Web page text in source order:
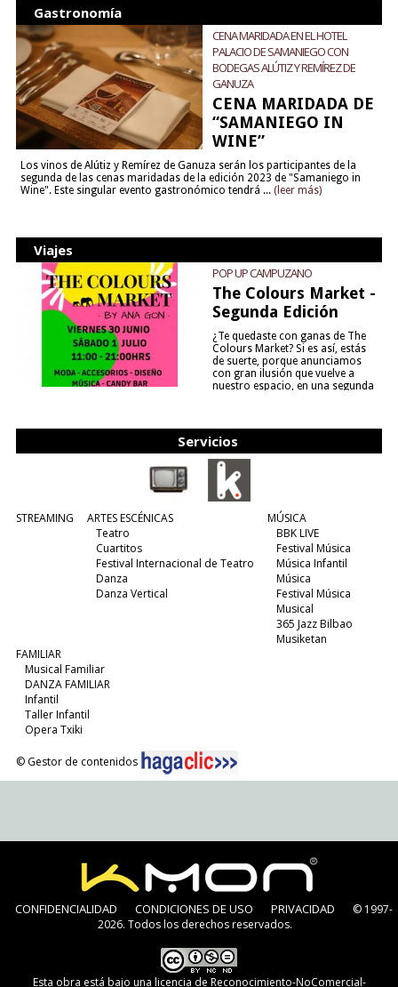
Gastronomía
CENA MARIDADA EN EL HOTEL
PALACIO DE SAMANIEGO CON
BODEGAS ALÚTIZ Y REMÍREZ DE
GANUZA
CENA MARIDADA DE
“SAMANIEGO IN
WINE”
Los vinos de Alútiz y Remírez de Ganuza serán los participantes de la
segunda de las cenas maridadas de la edición 2023 de "Samaniego in
Wine". Este singular evento gastronómico tendrá ... (leer más)
Viajes
POP UP CAMPUZANO
The Colours Market -
Segunda Edición
¿Te quedaste con ganas de The
Colours Market? Si es así, estás
de suerte, porque anunciamos
con gran ilusión que vuelve a
nuestro espacio, en una segunda
Servicios
STREAMING
ARTES ESCÉNICAS
Teatro
Cuartitos
Festival Internacional de Teatro
Danza
Danza Vertical
MÚSICA
BBK LIVE
Festival Música
Música Infantil
Música
Festival Música
Musical
365 Jazz Bilbao
Musiketan
FAMILIAR
Musical Familiar
DANZA FAMILIAR
Infantil
Taller Infantil
Opera Txiki
© Gestor de contenidos
CONFIDENCIALIDAD CONDICIONES DE USO PRIVACIDAD
© 1997-
2026. Todos los derechos reservados.
Esta obra está bajo una licencia de Reconocimiento-NoComercial-